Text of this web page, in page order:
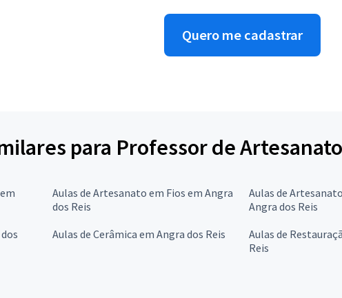
Quero me cadastrar
para Professor de Artesanato
Aulas de Artesanato em Fios em Angra
dos Reis
Aulas de
Angra dos Reis
Aulas de Cerâmica em Angra dos Reis
Aulas de
Reis